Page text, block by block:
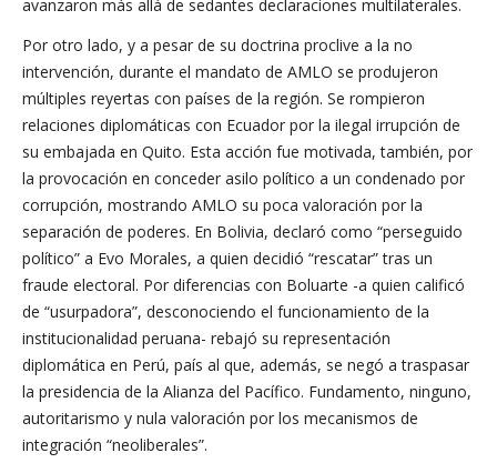
avanzaron más allá de sedantes declaraciones multilaterales.
Por otro lado, y a pesar de su doctrina proclive a la no
intervención, durante el mandato de AMLO se produjeron
múltiples reyertas con países de la región. Se rompieron
relaciones diplomáticas con Ecuador por la ilegal irrupción de
su embajada en Quito. Esta acción fue motivada, también, por
la provocación en conceder asilo político a un condenado por
corrupción, mostrando AMLO su poca valoración por la
separación de poderes. En Bolivia, declaró como “perseguido
político” a Evo Morales, a quien decidió “rescatar” tras un
fraude electoral. Por diferencias con Boluarte -a quien calificó
de “usurpadora”, desconociendo el funcionamiento de la
institucionalidad peruana- rebajó su representación
diplomática en Perú, país al que, además, se negó a traspasar
la presidencia de la Alianza del Pacífico. Fundamento, ninguno,
autoritarismo y nula valoración por los mecanismos de
integración “neoliberales”.